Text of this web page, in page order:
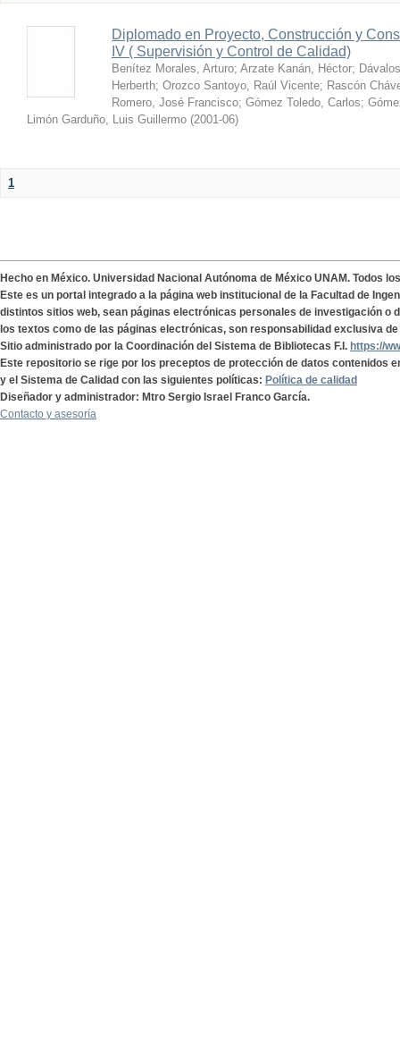
Diplomado en Proyecto, Construcción y
IV ( Supervisión y Control de Calidad)
Benítez Morales, Arturo; Arzate Kanán, Héctor;
Herberth; Orozco Santoyo, Raúl Vicente; Rascón
Romero, José Francisco; Gómez Toledo, Carlos;
Limón Garduño, Luis Guillermo (2001-06)
1
Hecho en México. Universidad Nacional Autónoma de México UNAM. Todos
Este es un portal integrado a la página web institucional de la Facultad de
distintos sitios web, sean páginas electrónicas personales de investigación o
los textos como de las páginas electrónicas, son responsabilidad exclusiva
Sitio administrado por la Coordinación del Sistema de Bibliotecas F.I. https://
Este repositorio se rige por los preceptos de protección de datos contenidos
y el Sistema de Calidad con las siguientes políticas: Política de calidad
Diseñador y administrador: Mtro Sergio Israel Franco García.
Contacto y asesoría